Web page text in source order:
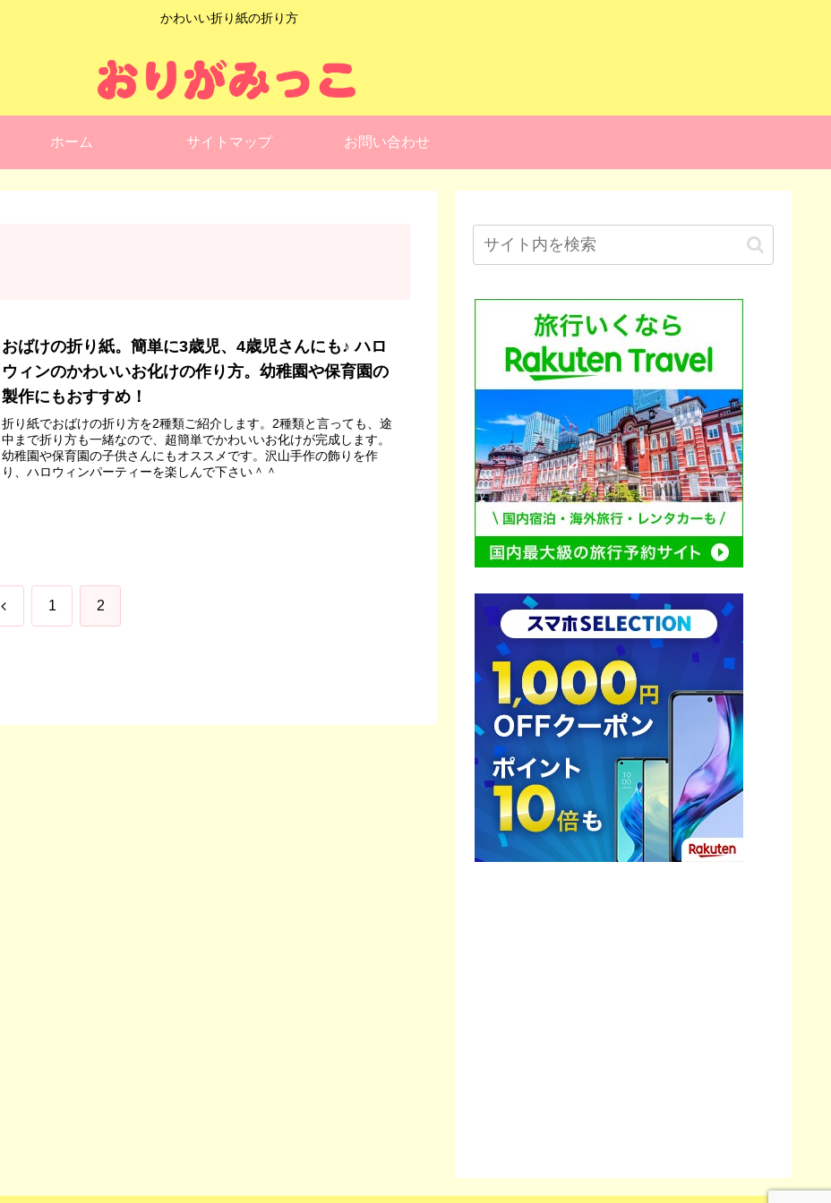
かわいい折り紙の折り方
ホーム サイトマップ お問い合わせ
おばけの折り紙。簡単に3歳児、4歳児さんにも♪ ハロ
ウィンのかわいいお化けの作り方。幼稚園や保育園の
製作にもおすすめ！
折り紙でおばけの折り方を2種類ご紹介します。2種類と言っても、途
中まで折り方も一緒なので、超簡単でかわいいお化けが完成します。
幼稚園や保育園の子供さんにもオススメです。沢山手作の飾りを作
り、ハロウィンパーティーを楽しんで下さい＾＾
前 1 2